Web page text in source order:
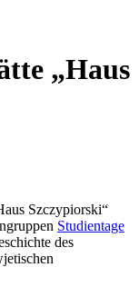
„Haus
Szczypiorski“
Studientage
des